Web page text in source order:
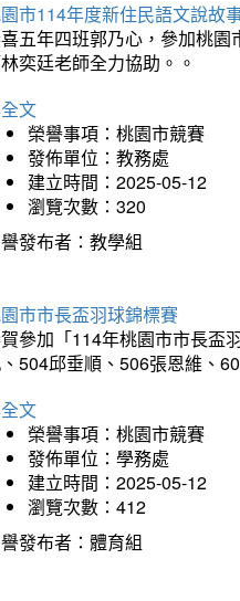
市114年度新住民語文說故
五年四班郭乃心，參加桃
奕廷老師全力協助。。
文
榮譽事項：桃園市競賽
發佈單位：教務處
建立時間：2025-05-12
瀏覽次數：320
發布者：教學組
市市長盃羽球錦標賽
參加「114年桃園市市長盃
504邱垂順、506張恩維、
文
榮譽事項：桃園市競賽
發佈單位：學務處
建立時間：2025-05-12
瀏覽次數：412
發布者：體育組